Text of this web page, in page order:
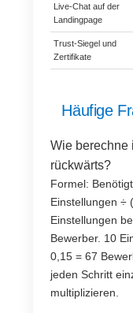
Live-Chat auf der
Landingpage
Trust-Siegel und
Zertifikate
Häufige
Wie berechne
rückwärts?
Formel:
Einstellungen ÷
Einstellungen
Bewerber. 10
0,15 = 67
jeden Schritt
multiplizieren.